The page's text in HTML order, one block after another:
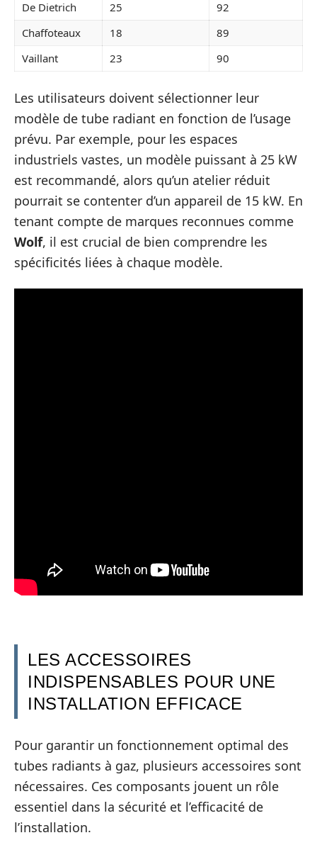
De Dietrich 25
92
Chaffoteaux
18
89
Vaillant
23 90
Les utilisateurs doivent sélectionner leur
modèle de tube radiant en fonction de l’usage
prévu. Par exemple, pour les espaces
industriels vastes, un modèle puissant à 25 kW
est recommandé, alors qu’un atelier réduit
pourrait se contenter d’un appareil de 15 kW. En
tenant compte de marques reconnues comme
Wolf, il est crucial de bien comprendre les
spécificités liées à chaque modèle.
LES ACCESSOIRES
INDISPENSABLES POUR UNE
INSTALLATION EFFICACE
Pour garantir un fonctionnement optimal des
tubes radiants à gaz, plusieurs accessoires sont
nécessaires. Ces composants jouent un rôle
essentiel dans la sécurité et l’efficacité de
l’installation.